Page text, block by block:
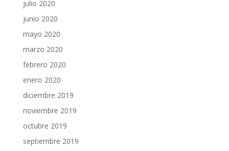
julio 2020
junio 2020
mayo 2020
marzo 2020
febrero 2020
enero 2020
diciembre 2019
noviembre 2019
octubre 2019
septiembre 2019